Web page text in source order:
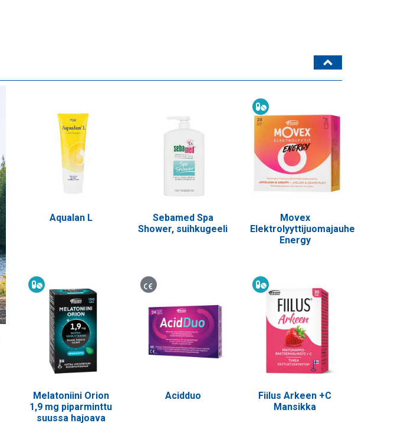
Aqualan L
Sebamed Spa
Shower, suihkugeeli
Movex
Elektrolyyttijuomajauhe
Energy
Ravintolisä
Melatoniini Orion
1,9 mg piparminttu
suussa hajoava
Lääkinnällinen laite
Acidduo
Ravintolisä
Fiilus Arkeen +C
Mansikka